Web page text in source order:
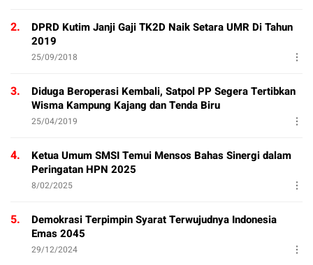
2.
DPRD Kutim Janji Gaji TK2D Naik Setara UMR Di Tahun
2019
25/09/2018
3.
Diduga Beroperasi Kembali, Satpol PP Segera Tertibkan
Wisma Kampung Kajang dan Tenda Biru
25/04/2019
4.
Ketua Umum SMSI Temui Mensos Bahas Sinergi dalam
Peringatan HPN 2025
8/02/2025
5.
Demokrasi Terpimpin Syarat Terwujudnya Indonesia
Emas 2045
29/12/2024